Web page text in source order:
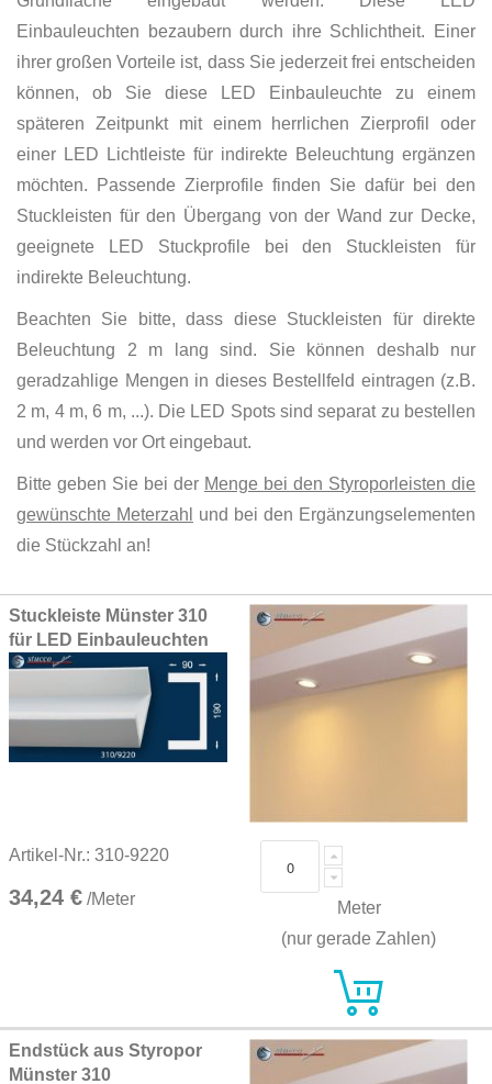
Einbauleuchten bezaubern durch ihre Schlichtheit. Einer
ihrer großen Vorteile ist, dass Sie jederzeit frei entscheiden
können, ob Sie diese LED Einbauleuchte zu einem
späteren Zeitpunkt mit einem herrlichen Zierprofil oder
einer LED Lichtleiste für indirekte Beleuchtung ergänzen
möchten. Passende Zierprofile finden Sie dafür bei den
Stuckleisten für den Übergang von der Wand zur Decke,
geeignete LED Stuckprofile bei den Stuckleisten für
indirekte Beleuchtung.
Beachten Sie bitte, dass diese Stuckleisten für direkte
Beleuchtung 2 m lang sind. Sie können deshalb nur
geradzahlige Mengen in dieses Bestellfeld eintragen (z.B.
2 m, 4 m, 6 m, ...). Die LED Spots sind separat zu bestellen
und werden vor Ort eingebaut.
Bitte geben Sie bei der Menge bei den Styroporleisten die
gewünschte Meterzahl
und bei den Ergänzungselementen
die Stückzahl an!
Grouped
product
items
Stuckleiste Münster 310
für LED Einbauleuchten
Artikel-Nr.: 310-9220
34,24 € /Meter
Meter
(nur gerade Zahlen)
Endstück aus Styropor
Münster 310